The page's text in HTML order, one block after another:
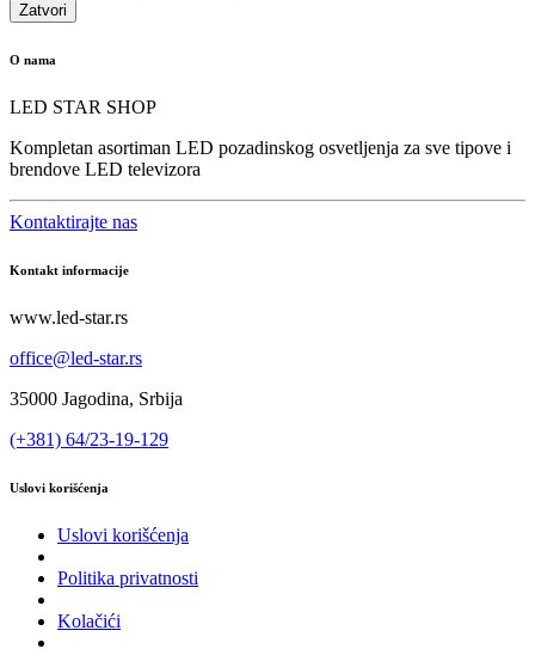
Zatvori
O nama
LED STAR SHOP
Kompletan asortiman LED pozadinskog osvetljenja za sve tipove i
brendove LED televizora
Kontaktirajte nas
Kontakt informacije
www.led-star.rs
office@led-star.rs
35000 Jagodina, Srbija
(+381) 64/23-19-129
Uslovi korišćenja
Uslovi korišćenja
Politika privatnosti
Kolačići